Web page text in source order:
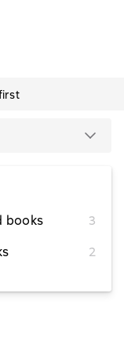
books
3
2
и
from $6.07